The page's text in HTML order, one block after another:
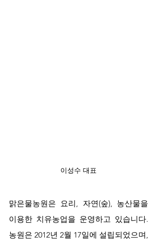
이성수 대표
맑은물농원은 요리, 자연(숲), 농산물을
이용한 치유농업을 운영하고 있습니다.
농원은 2012년 2월 17일에 설립되었으며,